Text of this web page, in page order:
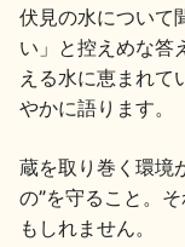
地酒蔵元会WEB展示
美味しい地酒の選び
お問い合わせ
伏見の水について
い」と控えめな答
える水に恵まれて
やかに語ります。
蔵を取り巻く環境
の”を守ること。
もしれません。